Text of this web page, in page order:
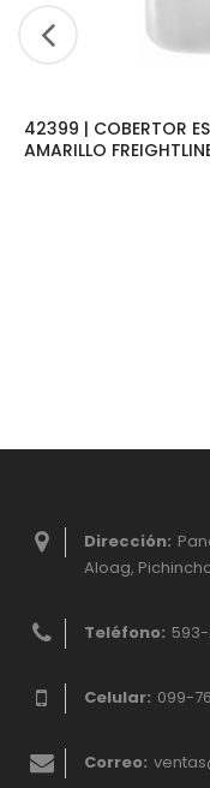
42399 | COBERTOR
AMARILLO
Dirección:
Aloag,
Teléfono:
Celular: 099-
Correo: